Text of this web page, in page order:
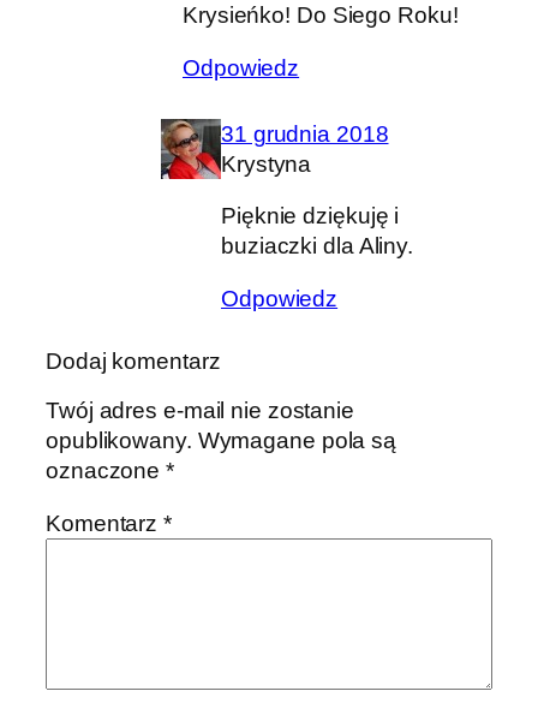
Krysieńko! Do Siego Roku!
Odpowiedz
31 grudnia 2018
Krystyna
Pięknie dziękuję i
buziaczki dla Aliny.
Odpowiedz
Dodaj komentarz
Twój adres e-mail nie zostanie
opublikowany. Wymagane pola są
oznaczone*
Komentarz*